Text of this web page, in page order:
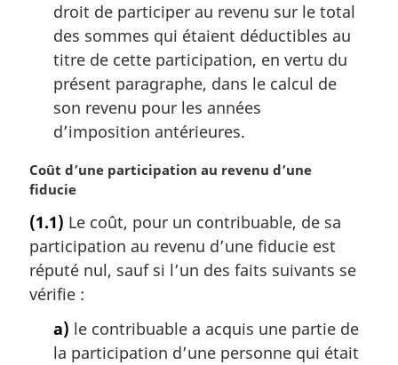
droit de participer au revenu sur le total
des sommes qui étaient déductibles au
titre de cette participation, en vertu du
présent paragraphe, dans le calcul de
son revenu pour les années
d’imposition antérieures.
N
o
e
m
a
r
Coût d’une participation au revenu d’une
fiducie
(1.1) Le coût, pour un contribuable, de sa
participation au revenu d’une fiducie est
réputé nul, sauf si l’un des faits suivants se
vérifie :
a) le contribuable a acquis une partie de
la participation d’une personne qui était